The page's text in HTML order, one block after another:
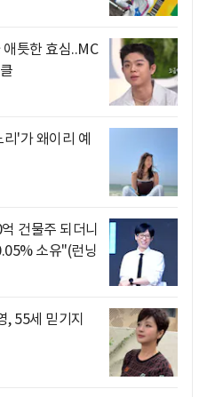
틋한 효심..MC
'가 왜이리 예
건물주 되더니
소유"(런닝
55세 믿기지